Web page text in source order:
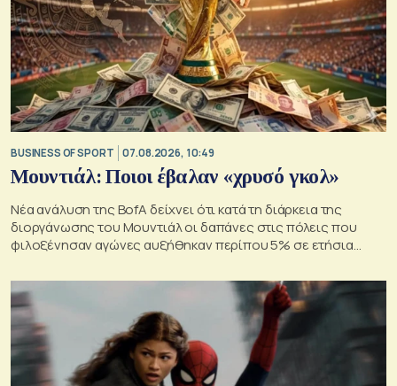
BUSINESS OF SPORT 07.08.2026, 10:49
Μουντιάλ: Ποιοι έβαλαν «χρυσό γκολ»
Νέα ανάλυση της BofA δείχνει ότι κατά τη διάρκεια της
διοργάνωσης του Μουντιάλ οι δαπάνες στις πόλεις που
φιλοξένησαν αγώνες αυξήθηκαν περίπου 5% σε ετήσια